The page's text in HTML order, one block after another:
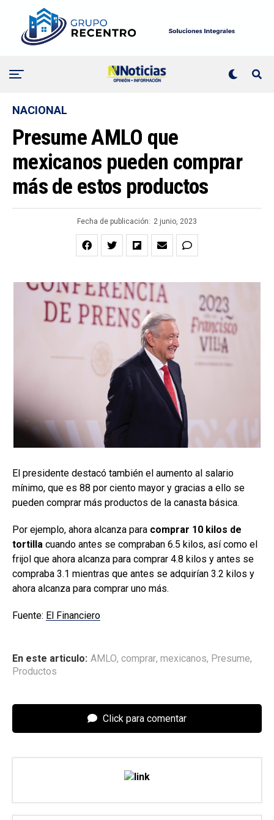
NACIONAL
Presume AMLO que
mexicanos pueden comprar
más de estos productos
Fecha de publicación: 2 junio, 2023
El presidente destacó también el aumento al salario
mínimo, que es 88 por ciento mayor y gracias a ello se
pueden comprar más productos de la canasta básica.
Por ejemplo, ahora alcanza para comprar 10 kilos de
tortilla cuando antes se compraban 6.5 kilos, así como el
frijol que ahora alcanza para comprar 4.8 kilos y antes se
compraba 3.1 mientras que antes se adquirían 3.2 kilos y
ahora alcanza para comprar uno más.
Fuente: El Financiero
En este articulo: AMLO, comprar, mexicanos, Presume,
Productos
Click para comentar